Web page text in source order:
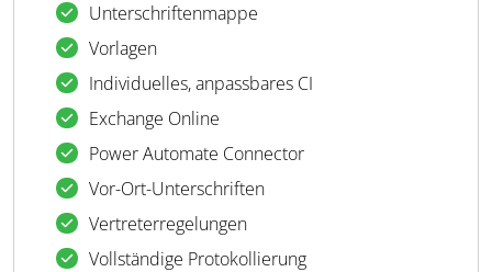
Unterschriftenmappe
Vorlagen
Individuelles, anpassbares CI
Exchange Online
Power Automate Connector
Vor-Ort-Unterschriften
Vertreterregelungen
Vollständige Protokollierung